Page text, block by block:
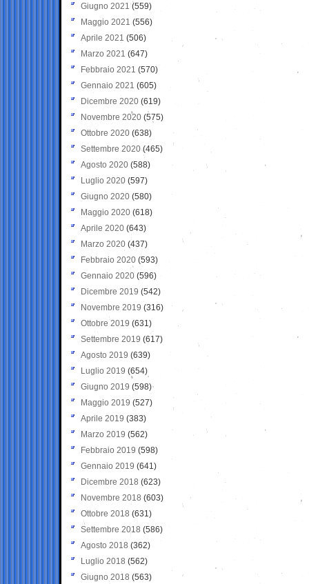
Giugno 2021(559)
Maggio 2021 (556)
Aprile 2021 (506)
Marzo 2021 (647)
Febbraio 2021 (570)
Gennaio 2021 (605)
Dicembre 2020 (619)
Novembre 2020 (575)
Ottobre 2020 (638)
Settembre 2020(465)
Agosto 2020 (588)
Luglio 2020 (597)
Giugno 2020 (580)
Maggio 2020 (618)
Aprile 2020 (643)
Marzo 2020 (437)
Febbraio 2020 (593)
Gennaio 2020 (596)
Dicembre 2019 (542)
Novembre 2019 (316)
Ottobre 2019 (631)
Settembre 2019 (617)
Agosto 2019 (639)
Luglio 2019 (654)
Giugno 2019 (598)
Maggio 2019 (527)
Aprile 2019 (383)
Marzo 2019 (562)
Febbraio 2019 (598)
Gennaio 2019 (641)
Dicembre 2018 (623)
Novembre 2018 (603)
Ottobre 2018 (631)
Settembre 2018 (586)
Agosto 2018 (362)
Luglio 2018 (562)
Giugno 2018 (563)